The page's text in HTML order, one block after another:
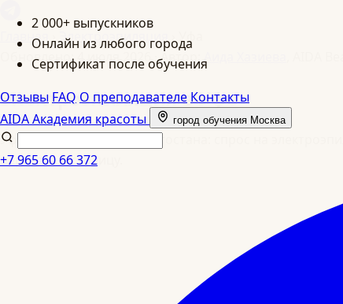
2 000+ выпускников
Онлайн из любого города
Сертификат после обучения
Отзывы FAQ О преподавателе Контакты
AIDAАкадемия красоты город обучения Москва
+7 965 60 66 372
Главная Электроэпиляция
Обновлено: 4 июля 2026
·Автор:
Электроэпиляция в Уфе
Уфа, миллионник Башкортостана: спрос на
переезда в столицу.